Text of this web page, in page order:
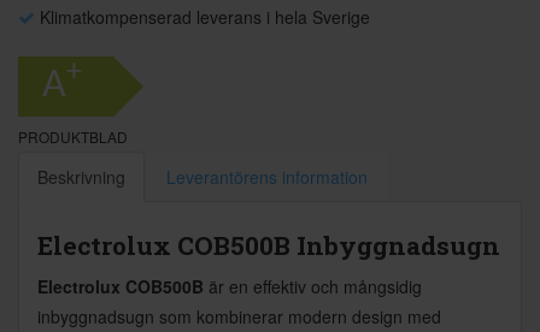
Klimatkompenserad leverans i hela Sverige
A+
PRODUKTBLAD
Beskrivning Leverantörens information
Electrolux COB500B Inbyggnadsugn
Electrolux COB500B är en effektiv och mångsidig
inbyggnadsugn som kombinerar modern design med